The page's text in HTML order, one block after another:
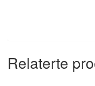
Relaterte